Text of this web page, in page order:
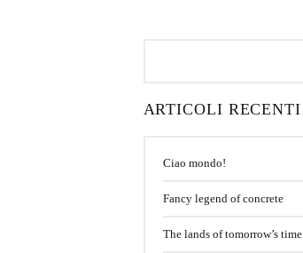
ARTICOLI RECENTI
Ciao mondo!
Fancy legend of concrete
The lands of tomorrow’s time